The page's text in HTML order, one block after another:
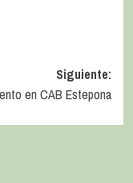
Siguiente:
en CAB Estepona